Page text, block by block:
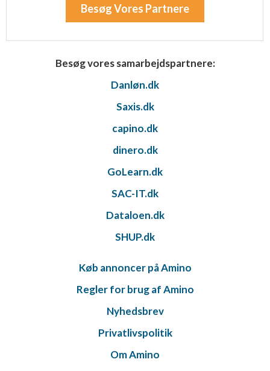
Besøg Vores Partnere
Besøg vores samarbejdspartnere:
Danløn.dk
Saxis.dk
capino.dk
dinero.dk
GoLearn.dk
SAC-IT.dk
Dataloen.dk
SHUP.dk
Køb annoncer på Amino
Regler for brug af Amino
Nyhedsbrev
Privatlivspolitik
Om Amino